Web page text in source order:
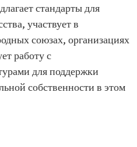
стандарты для
участвует в
союзах, организациях
работу с
для поддержки
собственности в этом